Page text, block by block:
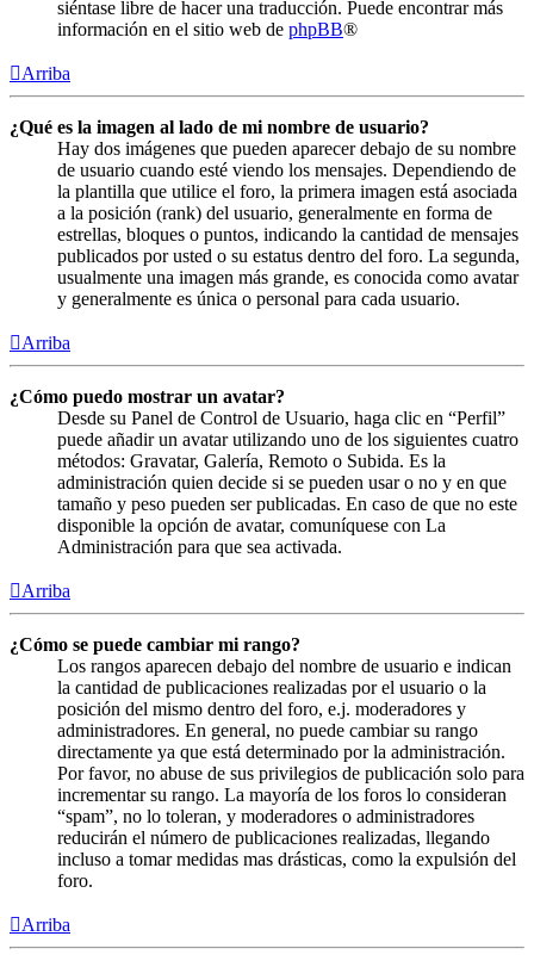
siéntase libre de hacer una traducción. Puede encontrar más
información en el sitio web de phpBB®
Arriba
¿Qué es la imagen al lado de mi nombre de usuario?
Hay dos imágenes que pueden aparecer debajo de su nombre
de usuario cuando esté viendo los mensajes. Dependiendo de
la plantilla que utilice el foro, la primera imagen está asociada
a la posición (rank) del usuario, generalmente en forma de
estrellas, bloques o puntos, indicando la cantidad de mensajes
publicados por usted o su estatus dentro del foro. La segunda,
usualmente una imagen más grande, es conocida como avatar
y generalmente es única o personal para cada usuario.
Arriba
¿Cómo puedo mostrar un avatar?
Desde su Panel de Control de Usuario, haga clic en “Perfil”
puede añadir un avatar utilizando uno de los siguientes cuatro
métodos: Gravatar, Galería, Remoto o Subida. Es la
administración quien decide si se pueden usar o no y en que
tamaño y peso pueden ser publicadas. En caso de que no este
disponible la opción de avatar, comuníquese con La
Administración para que sea activada.
Arriba
¿Cómo se puede cambiar mi rango?
Los rangos aparecen debajo del nombre de usuario e indican
la cantidad de publicaciones realizadas por el usuario o la
posición del mismo dentro del foro, e.j. moderadores y
administradores. En general, no puede cambiar su rango
directamente ya que está determinado por la administración.
Por favor, no abuse de sus privilegios de publicación solo para
incrementar su rango. La mayoría de los foros lo consideran
“spam”, no lo toleran, y moderadores o administradores
reducirán el número de publicaciones realizadas, llegando
incluso a tomar medidas mas drásticas, como la expulsión del
foro.
Arriba